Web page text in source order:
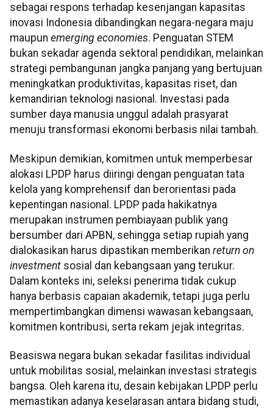
sebagai respons terhadap kesenjangan kapasitas
inovasi Indonesia dibandingkan negara-negara maju
maupun emerging economies. Penguatan STEM
bukan sekadar agenda sektoral pendidikan, melainkan
strategi pembangunan jangka panjang yang bertujuan
meningkatkan produktivitas, kapasitas riset, dan
kemandirian teknologi nasional. Investasi pada
sumber daya manusia unggul adalah prasyarat
menuju transformasi ekonomi berbasis nilai tambah.
Meskipun demikian, komitmen untuk memperbesar
alokasi LPDP harus diiringi dengan penguatan tata
kelola yang komprehensif dan berorientasi pada
kepentingan nasional. LPDP pada hakikatnya
merupakan instrumen pembiayaan publik yang
bersumber dari APBN, sehingga setiap rupiah yang
dialokasikan harus dipastikan memberikan return on
investment sosial dan kebangsaan yang terukur.
Dalam konteks ini, seleksi penerima tidak cukup
hanya berbasis capaian akademik, tetapi juga perlu
mempertimbangkan dimensi wawasan kebangsaan,
komitmen kontribusi, serta rekam jejak integritas.
Beasiswa negara bukan sekadar fasilitas individual
untuk mobilitas sosial, melainkan investasi strategis
bangsa. Oleh karena itu, desain kebijakan LPDP perlu
memastikan adanya keselarasan antara bidang studi,